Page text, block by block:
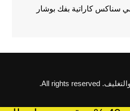
سناكس كاراتية بفك بوشار